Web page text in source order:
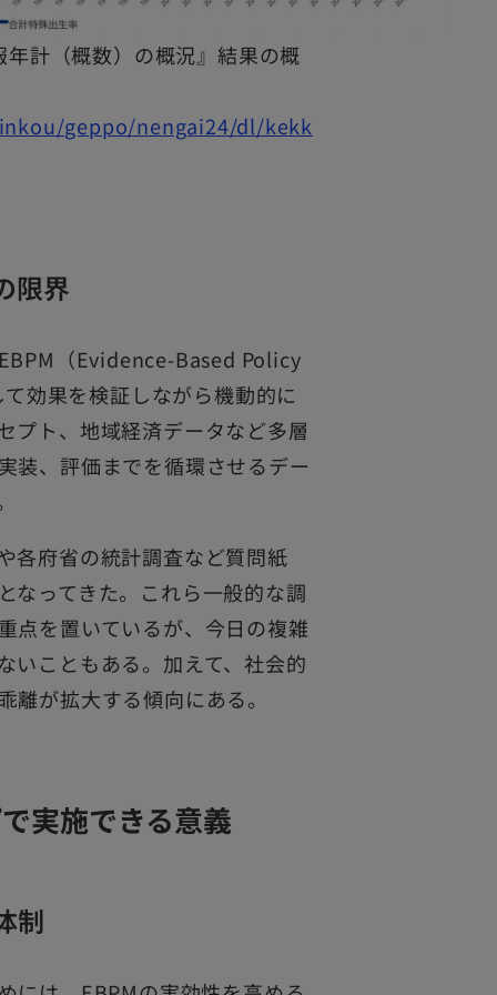
計（概数）の概況』結果の概
geppo/nengai24/dl/kekk
限界
（Evidence-Based Policy
効果を検証しながら機動的に
プト、地域経済データなど多層
装、評価までを循環させるデー
各府省の統計調査など質問紙
なってきた。これら一般的な調
点を置いているが、今日の複雑
いこともある。加えて、社会的
が拡大する傾向にある。
実施できる意義
制